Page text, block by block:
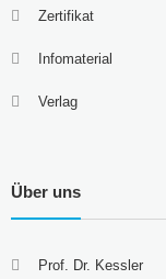
Zertifikat
Infomaterial
Verlag
Über uns
Prof. Dr. Kessler